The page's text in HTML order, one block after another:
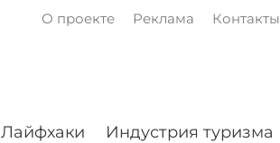
О проекте Реклама Контакты
Лайфхаки Индустрия туризма